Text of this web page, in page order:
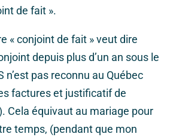
de fait ».
« conjoint de fait » veut dire
depuis plus d’un an sous le
n’est pas reconnu au Québec
factures et justificatif de
Cela équivaut au mariage pour
temps, (pendant que mon